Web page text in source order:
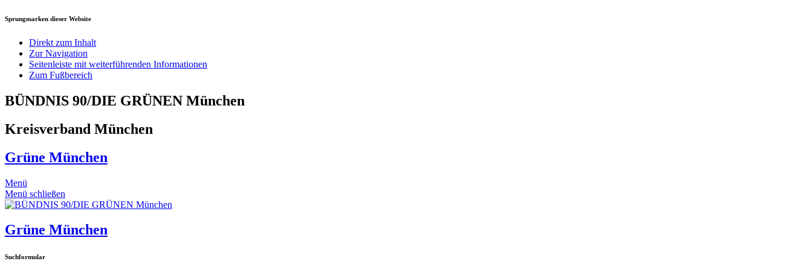
Sprungmarken dieser Website
Direkt zum Inhalt
Zur Navigation
Seitenleiste mit weiterführenden Informationen
Zum Fußbereich
BÜNDNIS 90/DIE GRÜNEN München
Kreisverband München
Grüne München
Menü
Menü schließen
Grüne München
Suchformular